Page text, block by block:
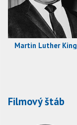
Martin Luther King
Filmový štáb